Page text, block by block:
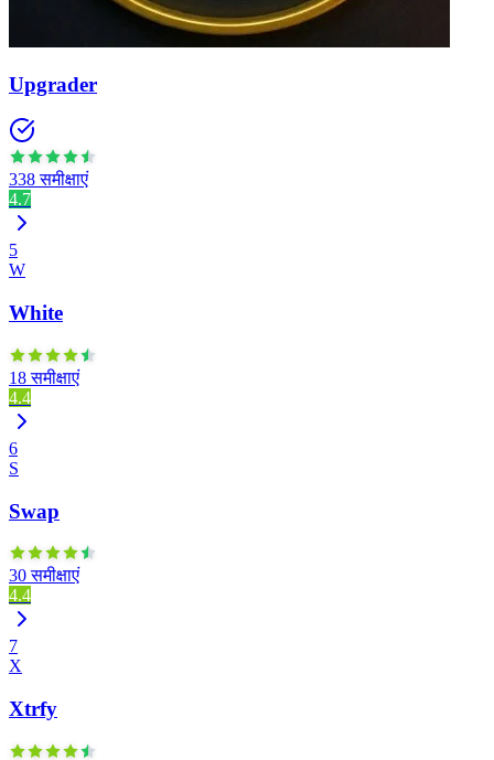
Upgrader
338 समीक्षाएं
4.7
5
W
White
18 समीक्षाएं
4.4
6
S
Swap
30 समीक्षाएं
4.4
7
X
Xtrfy